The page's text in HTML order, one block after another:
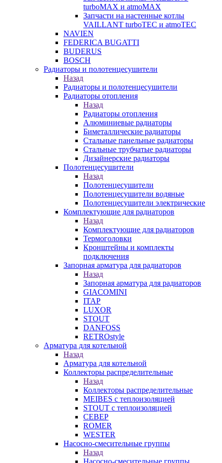
turboMAX и atmoMAX
Запчасти на настенные котлы
VAILLANT turboTEC и atmoTEC
NAVIEN
FEDERICA BUGATTI
BUDERUS
BOSCH
Радиаторы и полотенцесушители
Назад
Радиаторы и полотенцесушители
Радиаторы отопления
Назад
Радиаторы отопления
Алюминиевые радиаторы
Биметаллические радиаторы
Стальные панельные радиаторы
Стальные трубчатые радиаторы
Дизайнерские радиаторы
Полотенцесушители
Назад
Полотенцесушители
Полотенцесушители водяные
Полотенцесушители электрические
Комплектующие для радиаторов
Назад
Комплектующие для радиаторов
Термоголовки
Кронштейны и комплекты
подключения
Запорная арматура для радиаторов
Назад
Запорная арматура для радиаторов
GIACOMINI
ITAP
LUXOR
STOUT
DANFOSS
RETROstyle
Арматура для котельной
Назад
Арматура для котельной
Коллекторы распределительные
Назад
Коллекторы распределительные
MEIBES с теплоизоляцией
STOUT с теплоизоляцией
СЕВЕР
ROMER
WESTER
Насосно-смесительные группы
Назад
Насосно-смесительные группы